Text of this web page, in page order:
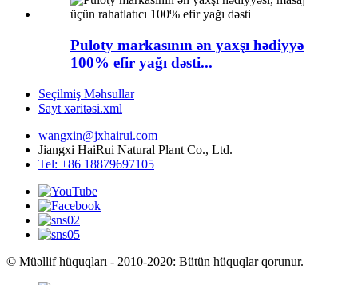
Puloty markasının ən yaxşı hədiyyə
100% efir yağı dəsti...
Seçilmiş Məhsullar
Sayt xəritəsi.xml
wangxin@jxhairui.com
Jiangxi HaiRui Natural Plant Co., Ltd.
Tel: +86 18879697105
© Müəllif hüquqları - 2010-2020: Bütün hüquqlar qorunur.